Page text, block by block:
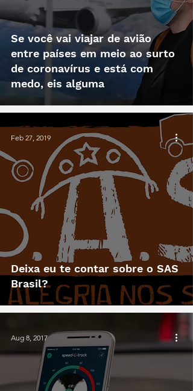
Se você vai viajar de avião
entre países em meio ao surto
de coronavírus e está com
medo, eis alguma
Deixa eu te contar sobre o SAS
Brasil?
Feb 27, 2019
Aug 8, 2017